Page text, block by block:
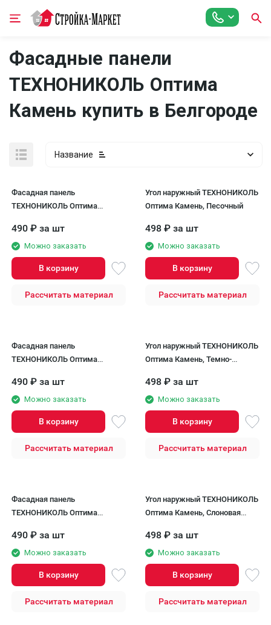
Фасадные панели
ТЕХНОНИКОЛЬ Оптима
Камень купить в Белгороде
Название
Фасадная панель
ТЕХНОНИКОЛЬ Оптима
490 ₽ за шт
Можно заказать
В корзину
Рассчитать материал
Угол наружный ТЕХНОНИКОЛЬ
Оптима Камень, Песочный
498 ₽ за шт
Можно заказать
В корзину
Рассчитать материал
Фасадная панель
ТЕХНОНИКОЛЬ Оптима
490 ₽ за шт
Можно заказать
В корзину
Рассчитать материал
Угол наружный ТЕХНОНИКОЛЬ
Оптима Камень, Темно-
498 ₽ за шт
Можно заказать
В корзину
Рассчитать материал
Фасадная панель
ТЕХНОНИКОЛЬ Оптима
490 ₽ за шт
Можно заказать
В корзину
Рассчитать материал
Угол наружный ТЕХНОНИКОЛЬ
Оптима Камень, Слоновая
498 ₽ за шт
Можно заказать
В корзину
Рассчитать материал